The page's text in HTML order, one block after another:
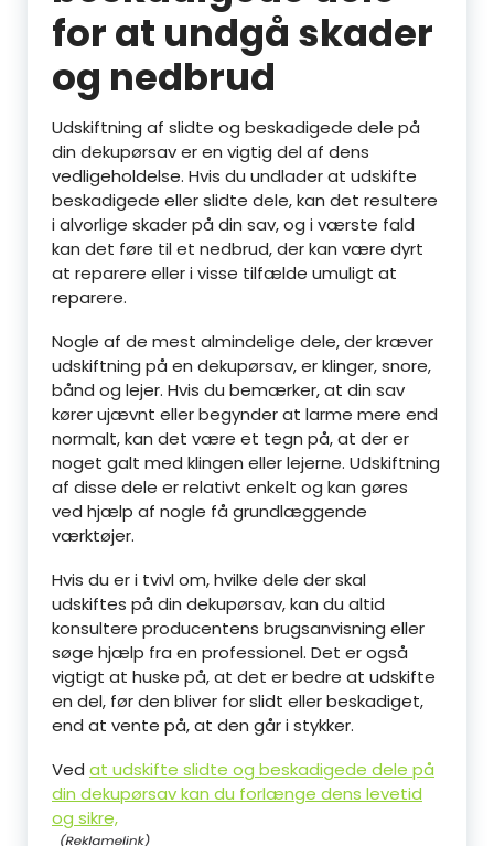
for at undgå skader
og nedbrud
Udskiftning af slidte og beskadigede dele på
din dekupørsav er en vigtig del af dens
vedligeholdelse. Hvis du undlader at udskifte
beskadigede eller slidte dele, kan det resultere
i alvorlige skader på din sav, og i værste fald
kan det føre til et nedbrud, der kan være dyrt
at reparere eller i visse tilfælde umuligt at
reparere.
Nogle af de mest almindelige dele, der kræver
udskiftning på en dekupørsav, er klinger, snore,
bånd og lejer. Hvis du bemærker, at din sav
kører ujævnt eller begynder at larme mere end
normalt, kan det være et tegn på, at der er
noget galt med klingen eller lejerne. Udskiftning
af disse dele er relativt enkelt og kan gøres
ved hjælp af nogle få grundlæggende
værktøjer.
Hvis du er i tvivl om, hvilke dele der skal
udskiftes på din dekupørsav, kan du altid
konsultere producentens brugsanvisning eller
søge hjælp fra en professionel. Det er også
vigtigt at huske på, at det er bedre at udskifte
en del, før den bliver for slidt eller beskadiget,
end at vente på, at den går i stykker.
Ved at udskifte slidte og beskadigede dele på
din dekupørsav kan du forlænge dens levetid
og sikre,